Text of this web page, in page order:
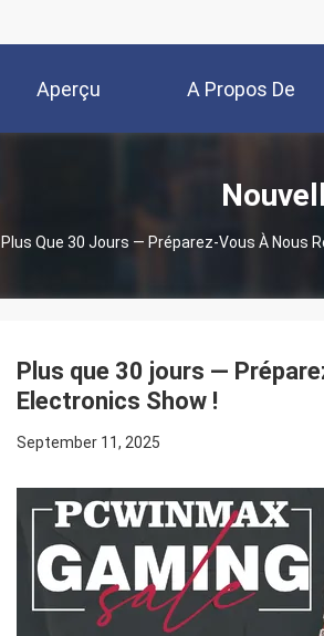
Aperçu A Propos De
Plus Que 30 Jours — Préparez-Vous À Nous
Plus que 30 jours —
Electronics Show !
September 11, 2025